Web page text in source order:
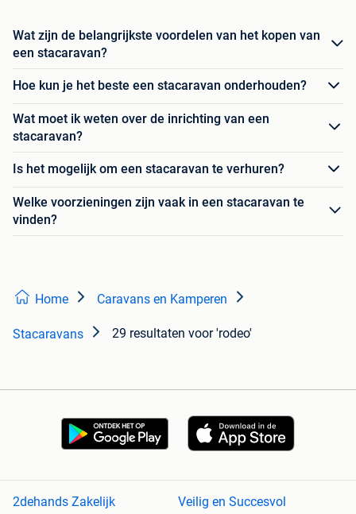
Wat zijn de belangrijkste voordelen van het kopen van
een stacaravan?
Hoe kun je het beste een stacaravan onderhouden?
Wat moet ik weten over de inrichting van een
stacaravan?
Is het mogelijk om een stacaravan te verhuren?
Welke voorzieningen zijn vaak in een stacaravan te
vinden?
Home Caravans en Kamperen
Stacaravans 29 resultaten voor 'rodeo'
2dehands Zakelijk Veilig en Succesvol